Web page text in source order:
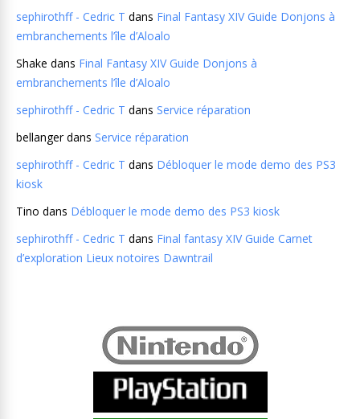
sephirothff - Cedric T dans Final Fantasy XIV Guide Donjons à
embranchements l’île d’Aloalo
Shake dans Final Fantasy XIV Guide Donjons à
embranchements l’île d’Aloalo
sephirothff - Cedric T dans Service réparation
bellangerdans Service réparation
sephirothff - Cedric T dans Débloquer le mode demo des PS3
kiosk
Tino dans Débloquer le mode demo des PS3 kiosk
sephirothff - Cedric T dans Final fantasy XIV Guide Carnet
d’exploration Lieux notoires Dawntrail